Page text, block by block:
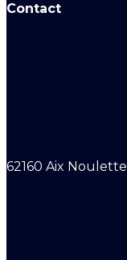
Contact
62160 Aix Noulette